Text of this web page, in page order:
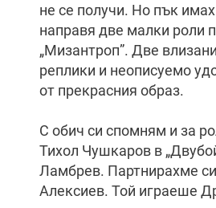
не се получи. Но пък
направя две малки роли
„Мизантроп”. Две
реплики и неописуемо
от прекрасния образ.
С обич си спомням и за
Тихол Чушкаров в
Ламбрев. Партнирахме
Алексиев. Той играеше